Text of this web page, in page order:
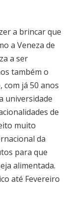
a brincar que
a Veneza de
a ser
também o
já 50 anos
universidade
de
muito
da
para que
alimentada.
até Fevereiro